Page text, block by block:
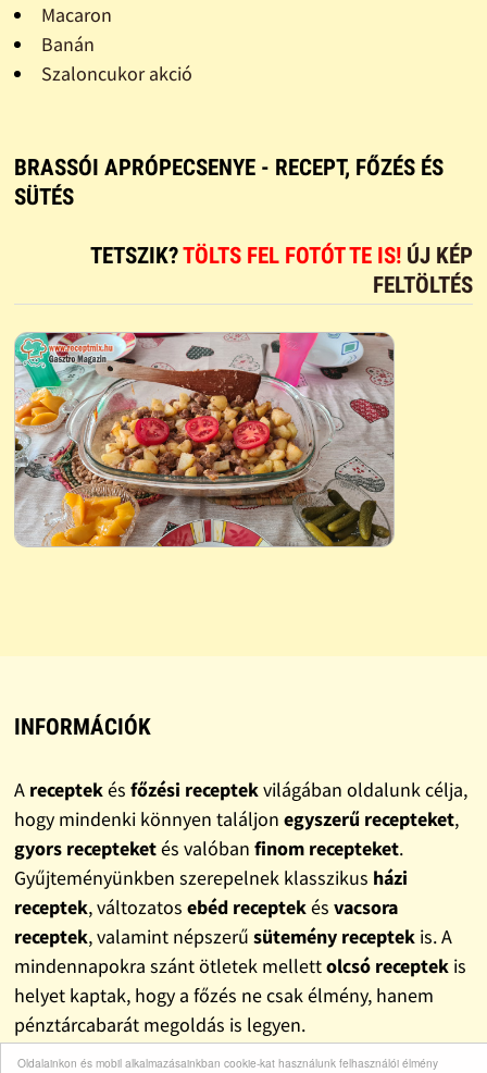
Oldalainkon és mobil alkalmazásainkban cookie-kat használunk felhasználói élmény
Macaron
Banán
Szaloncukor akció
BRASSÓI APRÓPECSENYE - RECEPT, FŐZÉS ÉS
SÜTÉS
TETSZIK?TÖLTS FEL FOTÓT TE IS! ÚJ KÉP
FELTÖLTÉS
INFORMÁCIÓK
A receptekés főzési receptekvilágában oldalunk célja,
hogy mindenki könnyen találjon egyszerű recepteket,
gyors recepteketés valóban finom recepteket.
Gyűjteményünkben szerepelnek klasszikus házi
receptek, változatos ebéd receptekés vacsora
receptek, valamint népszerű sütemény receptekis. A
mindennapokra szánt ötletek mellettolcsó receptekis
helyet kaptak, hogy a főzés ne csak élmény, hanem
pénztárcabarát megoldás is legyen.